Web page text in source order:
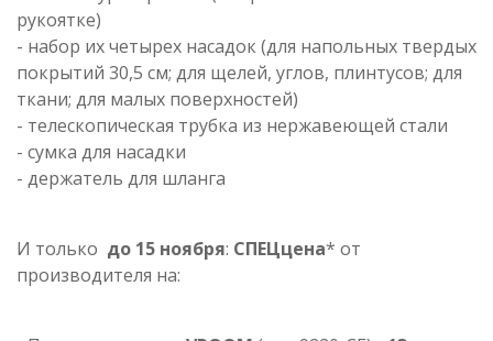
рукоятке)
- набор их четырех насадок (для напольных твердых
покрытий 30,5 см; для щелей, углов, плинтусов; для
ткани; для малых поверхностей)
- телескопическая трубка из нержавеющей стали
- сумка для насадки
- держатель для шланга
И только до 15 ноября: СПЕЦцена* от
производителя на: